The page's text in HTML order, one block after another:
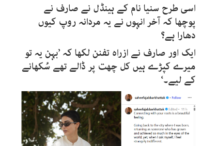
اسی طرح سنیا نام کے ہینڈل نے صارف نے
پوچھا کہ آخر انہوں نے یہ مردانہ روپ کیوں
دھارا ہے؟
ایک اور صارف نے ازراہ تفنن لکھا کہ ’بہن یہ تو
میرے کپڑے ہیں کل چھت پر ڈالے تھے سُکھانے
کے لیے۔‘